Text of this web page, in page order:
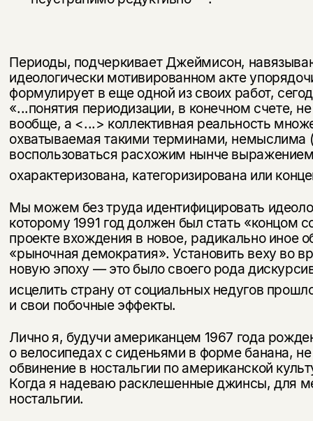
Периоды, подчеркивает Джеймисон,
идеологически мотивированном акте
формулирует в еще одной из своих работ,
«...понятия периодизации, в конечном счете,
вообще, а <...> коллективная реальность
охватываемая такими терминами, немыслима
воспользоваться расхожим нынче
охарактеризована, категоризирована или
Мы можем без труда идентифицировать
которому 1991 год должен был стать «концом
проекте вхождения в новое, радикально иное
«рыночная демократия». Установить веху во
новую эпоху — это было своего рода
исцелить страну от социальных недугов
и свои побочные эффекты.
Лично я, будучи американцем 1967 года
о велосипедах с сиденьями в форме банана,
обвинение в ностальгии по американской
Когда я надеваю расклешенные джинсы, для
ностальгии.